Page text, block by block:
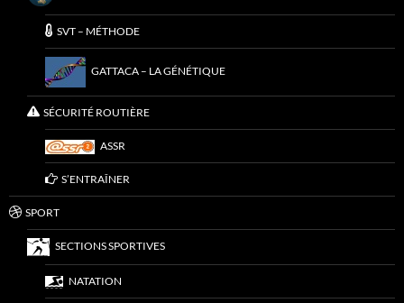
SVT – MÉTHODE
GATTACA – LA GÉNÉTIQUE
SÉCURITÉ ROUTIÈRE
ASSR
S’ENTRAÎNER
SPORT
SECTIONS SPORTIVES
NATATION